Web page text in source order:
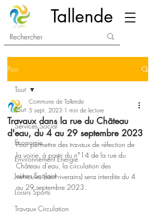
Tallende
Post
Tout
Services Social
Economie
Environnement Energie
Jeunes Scolaire
Loisirs Sports
Travaux Circulation
Tout
Travaux dans la rue du Château
d'eau, du 4 au 29 septembre 2023
Commune de Tallende
5 sept. 2023 1 min de lecture
Pour permettre des travaux de réfection de
la voirie, à partir du n°14 de la rue du
Château d'eau, la circulation des
véhicules (sauf riverains) sera interdite du 4
au 29 septembre 2023.